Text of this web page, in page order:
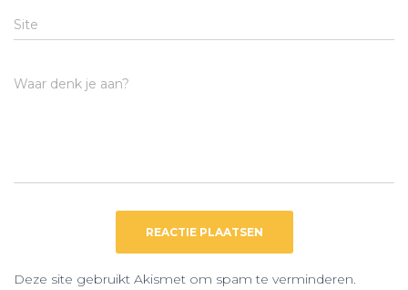
Site
Waar denk je aan?
Deze site gebruikt Akismet om spam te verminderen.